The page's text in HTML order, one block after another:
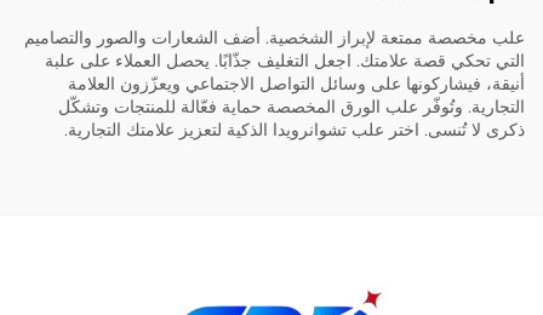
علب مخصصة ممتعة لإبراز الشخصية. أضف الشعارات والصور والتصاميم
التي تحكي قصة علامتك. اجعل التغليف جذّابًا. يحصل العملاء على علبة
أنيقة، فيشاركونها على وسائل التواصل الاجتماعي ويعزّزون العلامة
التجارية. وتُوفّر علب الورق المخصصة حماية فعّالة للمنتجات وتشكّل
ذكرى لا تُنسى. اختر علب تشوانرويدا الذكية لتعزيز علامتك التجارية.